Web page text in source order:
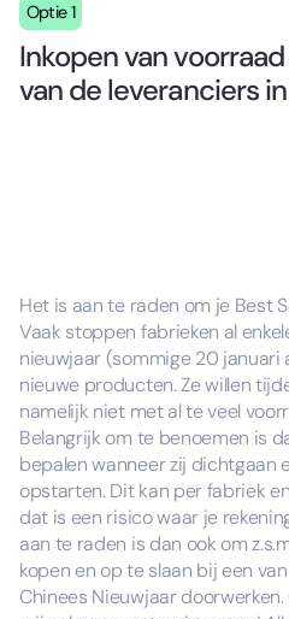
Optie 1
Inkopen van
van de leveranciers
Het is aan te raden om je Best
Vaak stoppen fabrieken al
nieuwjaar (sommige 20
nieuwe producten. Ze willen
namelijk niet met al te veel
Belangrijk om te benoemen is
bepalen wanneer zij dichtgaan
opstarten. Dit kan per fabriek
dat is een risico waar je
aan te raden is dan ook om
kopen en op te slaan bij een
Chinees Nieuwjaar